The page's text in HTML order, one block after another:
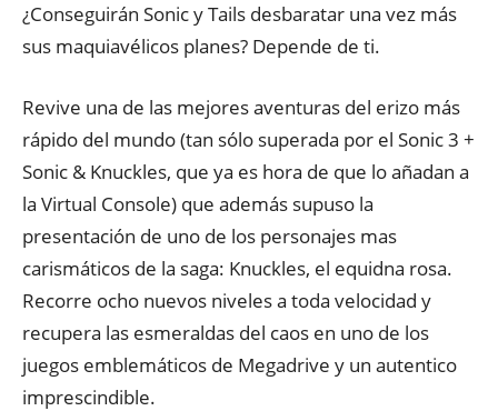
¿Conseguirán Sonic y Tails desbaratar una vez más
sus maquiavélicos planes? Depende de ti.
Revive una de las mejores aventuras del erizo más
rápido del mundo (tan sólo superada por el Sonic 3 +
Sonic & Knuckles, que ya es hora de que lo añadan a
la Virtual Console) que además supuso la
presentación de uno de los personajes mas
carismáticos de la saga: Knuckles, el equidna rosa.
Recorre ocho nuevos niveles a toda velocidad y
recupera las esmeraldas del caos en uno de los
juegos emblemáticos de Megadrive y un autentico
imprescindible.